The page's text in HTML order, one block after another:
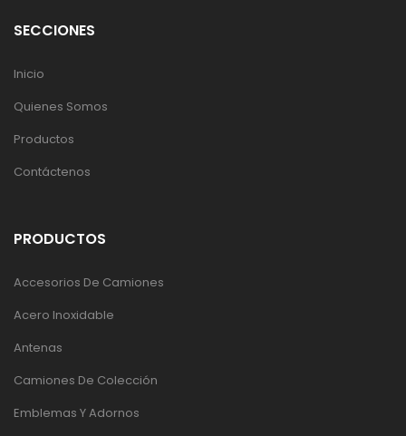
SECCIONES
Inicio
Quienes Somos
Productos
Contáctenos
PRODUCTOS
Accesorios De Camiones
Acero Inoxidable
Antenas
Camiones De Colección
Emblemas Y Adornos